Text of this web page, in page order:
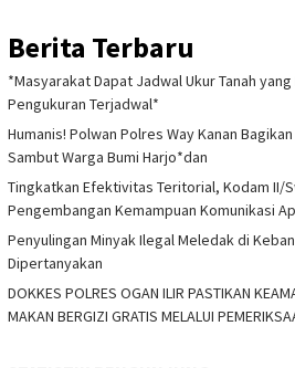
Berita Terbaru
*Masyarakat Dapat Jadwal Ukur Tanah
Pengukuran Terjadwal*
Humanis! Polwan Polres Way Kanan
Sambut Warga Bumi Harjo*dan
Tingkatkan Efektivitas Teritorial, Kodam II/
Pengembangan Kemampuan Komunikasi
Penyulingan Minyak Ilegal Meledak di
Dipertanyakan
DOKKES POLRES OGAN ILIR PASTIKAN
MAKAN BERGIZI GRATIS MELALUI